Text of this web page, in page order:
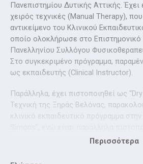
Πανεπιστημίου Δυτικής Αττικής. Έχει
χειρός τεχνικές (Manual Therapy),
αντικείμενο του Κλινικού
οποίο ολοκλήρωσε στο Επιστημονικό
Πανελληνίου Συλλόγου
Στο συγκεκριμένο πρόγραμμα,
ως εκπαιδευτής (Clinical Instructor).
Παράλληλα, έχει πιστοποιηθεί ως
Τεχνική της Ξηράς Βελόνας,
κλινικό εκπαιδευτικό πρόγραμμα στην
Περισσότερα